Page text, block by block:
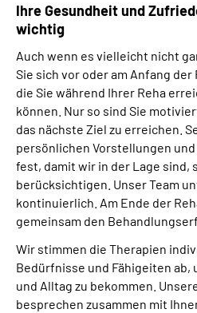
Ihre Gesundheit und
wichtig
Auch wenn es vielleicht nicht
Sie sich vor oder am Anfang
die Sie während Ihrer Reha
können. Nur so sind Sie
das nächste Ziel zu erreichen.
persönlichen Vorstellungen
fest, damit wir in der Lage sind,
berücksichtigen. Unser Team
kontinuierlich. Am Ende der
gemeinsam den
Wir stimmen die Therapien
Bedürfnisse und Fähigeiten
und Alltag zu bekommen.
besprechen zusammen mit